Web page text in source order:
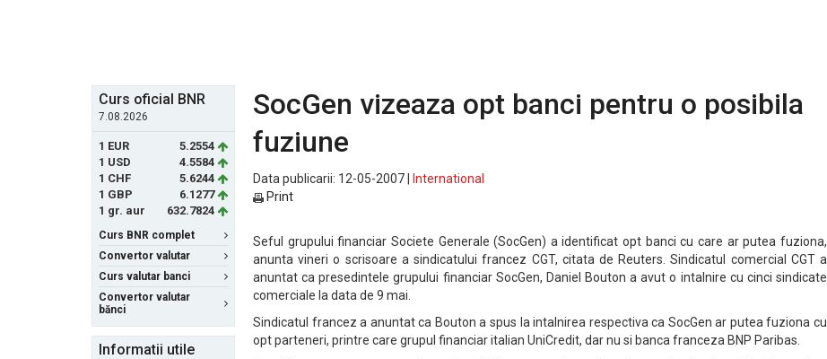
Curs oficial BNR
7.08.2026
1 EUR
5.2554
1 USD
4.5584
1 CHF
5.6244
1 GBP
6.1277
1 gr. aur
632.7824
Curs BNR complet
Convertor valutar
Curs valutar banci
Convertor valutar
bănci
Informatii utile
SocGen vizeaza opt banci pentru o posibila
fuziune
Data publicarii: 12-05-2007 |
International
Print
Seful grupului financiar Societe Generale (SocGen) a identificat opt banci cu care ar putea fuziona,
anunta vineri o scrisoare a sindicatului francez CGT, citata de Reuters. Sindicatul comercial CGT a
anuntat ca presedintele grupului financiar SocGen, Daniel Bouton a avut o intalnire cu cinci sindicate
comerciale la data de 9 mai.
Sindicatul francez a anuntat ca Bouton a spus la intalnirea respectiva ca SocGen ar putea fuziona cu
opt parteneri, printre care grupul financiar italian UniCredit, dar nu si banca franceza BNP Paribas.